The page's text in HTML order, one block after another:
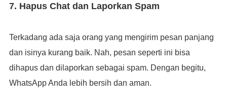
7. Hapus Chat dan Laporkan Spam
Terkadang ada saja orang yang mengirim pesan panjang
dan isinya kurang baik. Nah, pesan seperti ini bisa
dihapus dan dilaporkan sebagai spam. Dengan begitu,
WhatsApp Anda lebih bersih dan aman.